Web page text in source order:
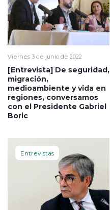
Viernes 3 de junio de 2022
[Entrevista] De seguridad,
migración,
medioambiente y vida en
regiones, conversamos
con el Presidente Gabriel
Boric
Entrevistas